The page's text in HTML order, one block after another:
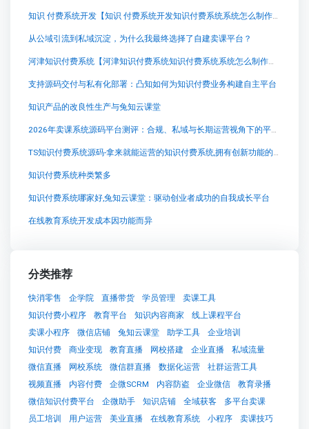
知识 付费系统开发【知识 付费系统开发知识付费系统系统怎么制作，知识付费系统搭建使用教程】
从公域引流到私域沉淀，为什么我最终选择了自建卖课平台？
河津知识付费系统【河津知识付费系统知识付费系统系统怎么制作，知识付费系统搭建使用教程】
支持源码交付与私有化部署：凸知如何为知识付费业务构建自主平台
知识产品的改良性生产与兔知云课堂
2026年卖课系统源码平台测评：合规、私域与长期运营视角下的平台选择
TS知识付费系统源码-拿来就能运营的知识付费系统,拥有创新功能的兔知云课堂：学习，从未这么简单！
知识付费系统种类繁多
知识付费系统哪家好,兔知云课堂：驱动创业者成功的自我成长平台
在线教育系统开发成本因功能而异
分类推荐
快消零售 企学院 直播带货 学员管理
卖课工具
知识付费小程序
教育平台 知识内容商家
线上课程平台
卖课小程序
微信店铺 兔知云课堂 助学工具
企业培训
知识付费
商业变现 教育直播 网校搭建 企业直播
私域流量
微信直播
网校系统 微信群直播 数据化运营
社群运营工具
视频直播
内容付费 企微SCRM 内容防盗 企业微信
教育录播
微信知识付费平台
企微助手 知识店铺 全域获客
多平台卖课
员工培训
用户运营 美业直播 在线教育系统 小程序
卖课技巧